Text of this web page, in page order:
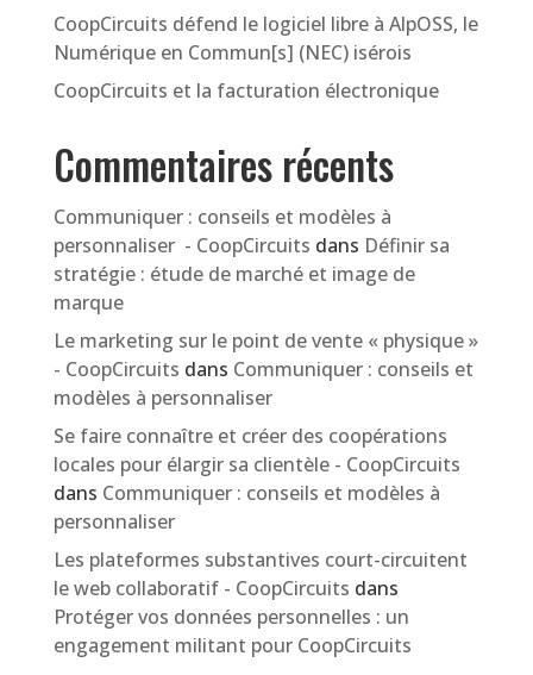
CoopCircuits défend le logiciel libre à AlpOSS, le
Numérique en Commun[s] (NEC) isérois
CoopCircuits et la facturation électronique
Commentaires récents
Communiquer : conseils et modèles à
personnaliser - CoopCircuits dans Définir sa
stratégie : étude de marché et image de
marque
Le marketing sur le point de vente « physique »
- CoopCircuits dans Communiquer : conseils et
modèles à personnaliser
Se faire connaître et créer des coopérations
locales pour élargir sa clientèle - CoopCircuits
dans Communiquer : conseils et modèles à
personnaliser
Les plateformes substantives court-circuitent
le web collaboratif - CoopCircuits dans
Protéger vos données personnelles : un
engagement militant pour CoopCircuits